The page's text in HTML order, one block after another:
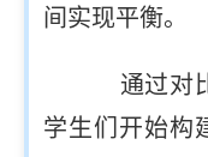
间实现平衡。
通过对
学生们开始构